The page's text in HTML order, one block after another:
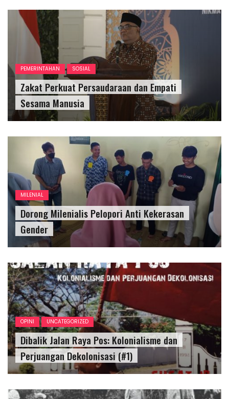
PEMERINTAHAN SOSIAL
Zakat Perkuat Persaudaraan dan Empati
Sesama Manusia
MILENIAL
Dorong Milenialis Pelopori Anti Kekerasan
Gender
OPINI UNCATEGORIZED
Dibalik Jalan Raya Pos: Kolonialisme dan
Perjuangan Dekolonisasi (#1)